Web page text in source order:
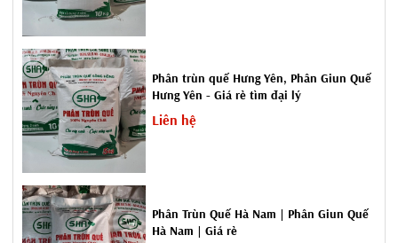
theo đơn vị tấn cho khách hàng là các ông chủ đầu tư nông
nghiệp, các dự án, các trang trại trồng hoa, rau, cây ăn quả theo
hướng hữu cơ.
- Phân trùn quế viên nén vô cùng thích hợp với việc bón cho
cây ăn quả, rau của quả sạch, hoa cây cảnh tại nhà (đặc biệt hoa
hồng, hoa lan)...Phân trùn quế
cải tạo đất, tăng cường dinh dưỡng cây trồng và hạn chế sâu
bệnh, đặc biệt là tan chậm, nên thời gian sử dụng rất lâu.
Phân trùn quế Hưng Yên, Phân Giun Quế
Hưng Yên - Giá rẻ tìm đại lý
Liên hệ
Phân Trùn Quế Hà Nam | Phân Giun Quế
Hà Nam | Giá rẻ